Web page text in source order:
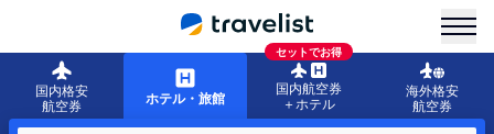
国内格安
航空券
ホテル・旅館
セットでお得
国内航空券
＋ホテル
海外格安
航空券